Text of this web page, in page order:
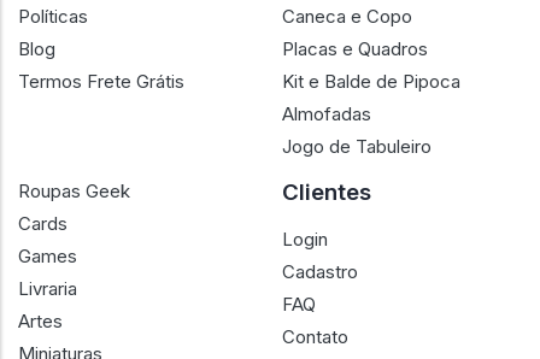
Políticas
Blog
Termos Frete Grátis
Caneca e Copo
Placas e Quadros
Kit e Balde de Pipoca
Almofadas
Jogo de Tabuleiro
Roupas Geek
Cards
Games
Livraria
Artes
Miniaturas
Clientes
Login
Cadastro
FAQ
Contato